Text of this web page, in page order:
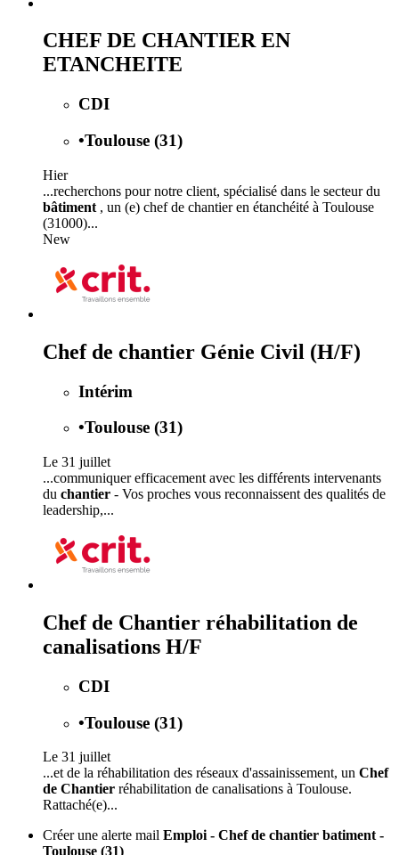
CHEF DE CHANTIER EN
ETANCHEITE
CDI
•Toulouse (31)
Hier
...recherchons pour notre client, spécialisé dans le secteur du
bâtiment , un (e) chef de chantier en étanchéité à Toulouse
(31000)...
New
Chef de chantier Génie Civil (H/F)
Intérim
•Toulouse (31)
Le 31 juillet
...communiquer efficacement avec les différents intervenants
du chantier - Vos proches vous reconnaissent des qualités de
leadership,...
Chef de Chantier réhabilitation de
canalisations H/F
CDI
•Toulouse (31)
Le 31 juillet
...et de la réhabilitation des réseaux d'assainissement, un Chef
de Chantier réhabilitation de canalisations à Toulouse.
Rattaché(e)...
Créer une alerte mail Emploi - Chef de chantier batiment -
Toulouse (31)